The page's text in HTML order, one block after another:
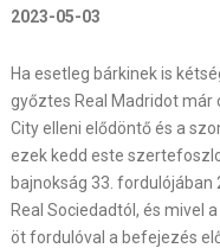
2023-05-03
Ha esetleg bárkinek is
győztes Real Madridot már
City elleni elődöntő és a
ezek kedd este
bajnokság 33.
Real Sociedadtól, és mivel
öt fordulóval a befejezés